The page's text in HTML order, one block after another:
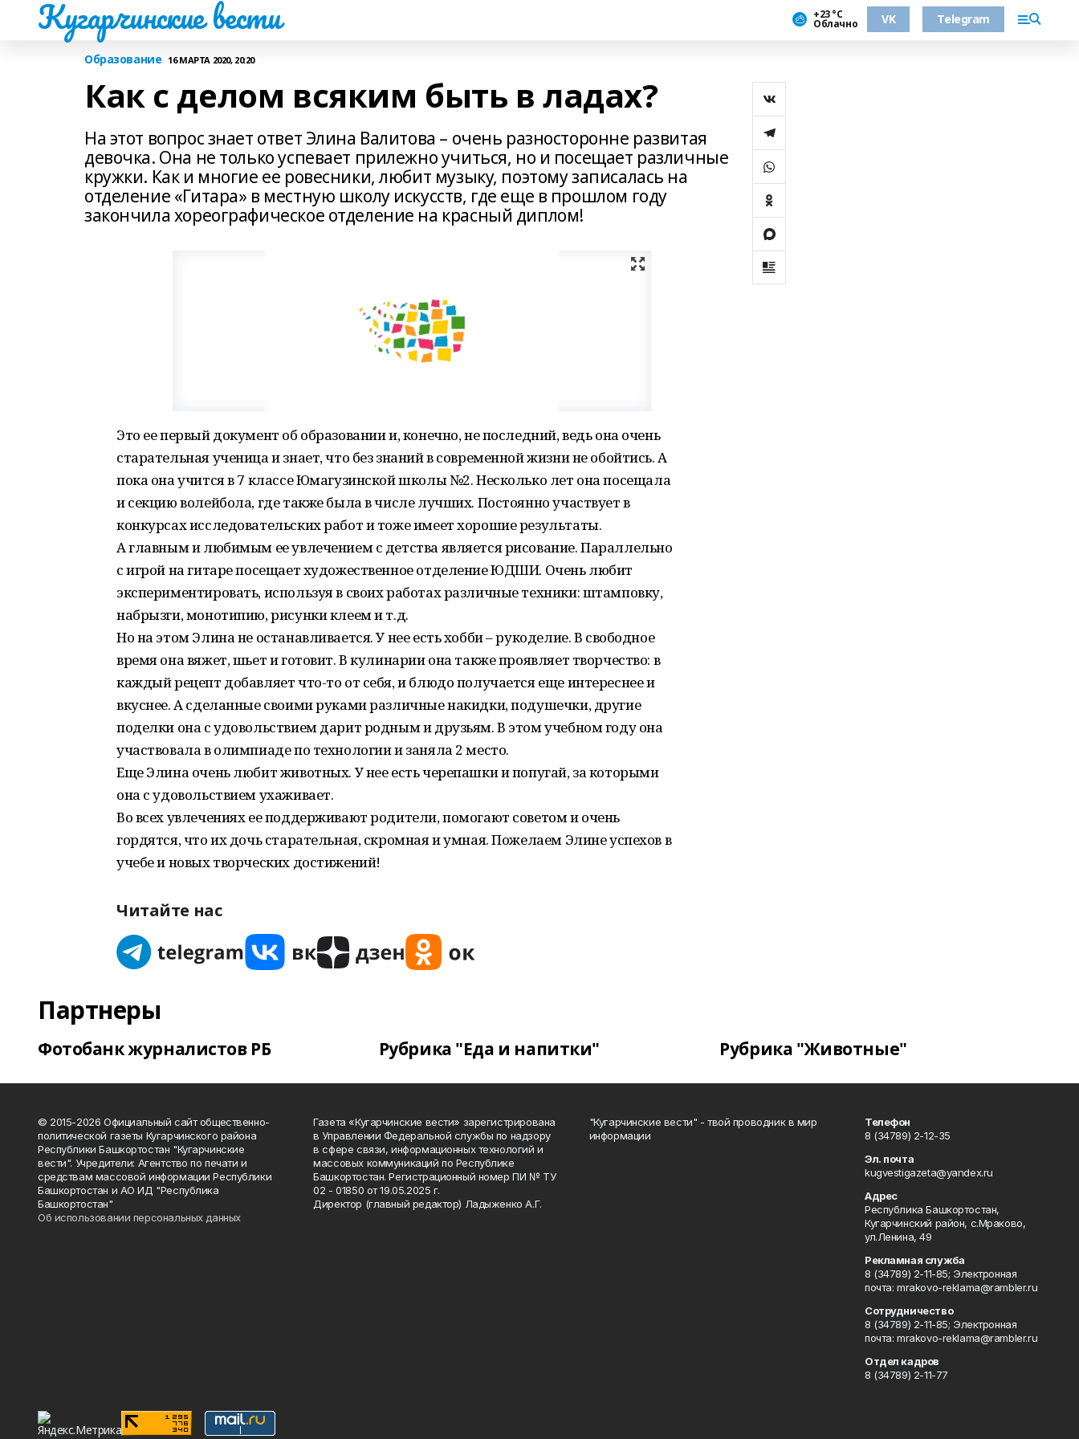
Кугарчинские вести +23 °С
Облачно VK Telegram
Образование 16 МАРТА 2020, 20:20
Как с делом всяким быть в ладах?
На этот вопрос знает ответ Элина Валитова – очень разносторонне развитая
девочка. Она не только успевает прилежно учиться, но и посещает различные
кружки. Как и многие ее ровесники, любит музыку, поэтому записалась на
отделение «Гитара» в местную школу искусств, где еще в прошлом году
закончила хореографическое отделение на красный диплом!
Это ее первый документ об образовании и, конечно, не последний, ведь она очень
старательная ученица и знает, что без знаний в современной жизни не обойтись. А
пока она учится в 7 классе Юмагузинской школы №2. Несколько лет она посещала
и секцию волейбола, где также была в числе лучших. Постоянно участвует в
конкурсах исследовательских работ и тоже имеет хорошие результаты.
А главным и любимым ее увлечением с детства является рисование. Параллельно
с игрой на гитаре посещает художественное отделение ЮДШИ. Очень любит
экспериментировать, используя в своих работах различные техники: штамповку,
набрызги, монотипию, рисунки клеем и т.д.
Но на этом Элина не останавливается. У нее есть хобби – рукоделие. В свободное
время она вяжет, шьет и готовит. В кулинарии она также проявляет творчество: в
каждый рецепт добавляет что-то от себя, и блюдо получается еще интереснее и
вкуснее. А сделанные своими руками различные накидки, подушечки, другие
поделки она с удовольствием дарит родным и друзьям. В этом учебном году она
участвовала в олимпиаде по технологии и заняла 2 место.
Еще Элина очень любит животных. У нее есть черепашки и попугай, за которыми
она с удовольствием ухаживает.
Во всех увлечениях ее поддерживают родители, помогают советом и очень
гордятся, что их дочь старательная, скромная и умная. Пожелаем Элине успехов в
учебе и новых творческих достижений!
Читайте нас
Партнеры
Фотобанк журналистов РБ Рубрика "Еда и напитки" Рубрика "Животные"
© 2015-2026 Официальный сайт общественно-
политической газеты Кугарчинского района
Республики Башкортостан "Кугарчинские
вести". Учредители: Агентство по печати и
средствам массовой информации Республики
Башкортостан и АО ИД "Республика
Башкортостан"
Об использовании персональных данных
Газета «Кугарчинские вести» зарегистрирована
в Управлении Федеральной службы по надзору
в сфере связи, информационных технологий и
массовых коммуникаций по Республике
Башкортостан. Регистрационный номер ПИ № ТУ
02 - 01850 от 19.05.2025 г.
Директор (главный редактор) Ладыженко А.Г.
"Кугарчинские вести" - твой проводник в мир
информации
Телефон
8 (34789) 2-12-35
Эл. почта
kugvestigazeta@yandex.ru
Адрес
Республика Башкортостан,
Кугарчинский район, с.Мраково,
ул.Ленина, 49
Рекламная служба
8 (34789) 2-11-85; Электронная
почта: mrakovo-reklama@rambler.ru
Сотрудничество
8 (34789) 2-11-85; Электронная
почта: mrakovo-reklama@rambler.ru
Отдел кадров
8 (34789) 2-11-77